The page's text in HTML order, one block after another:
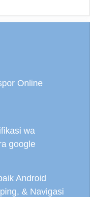
Online
wa
google
Android
& Navigasi